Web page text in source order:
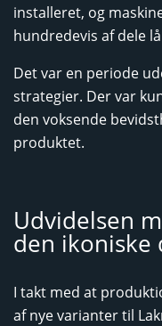
installeret, og
hundredevis af dele
Det var en periode
strategier. Der var
den voksende
produktet.
Udvidelsen
den ikoniske
I takt med at
af nye varianter til